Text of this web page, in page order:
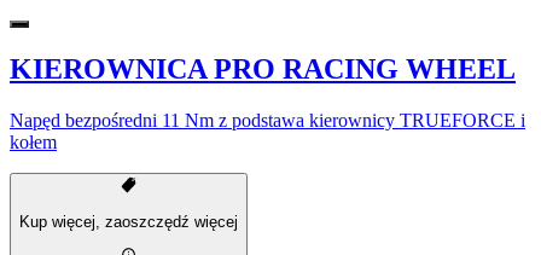
KIEROWNICA PRO RACING WHEEL
Napęd bezpośredni 11 Nm z podstawa kierownicy TRUEFORCE i
kołem
Kup więcej, zaoszczędź więcej